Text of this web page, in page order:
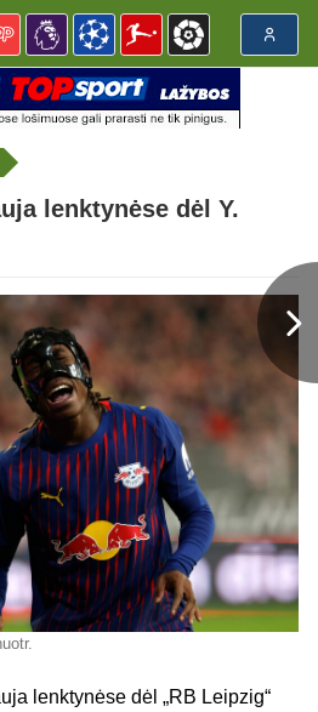
lenktynėse dėl Y.
lenktynėse dėl „RB Leipzig“